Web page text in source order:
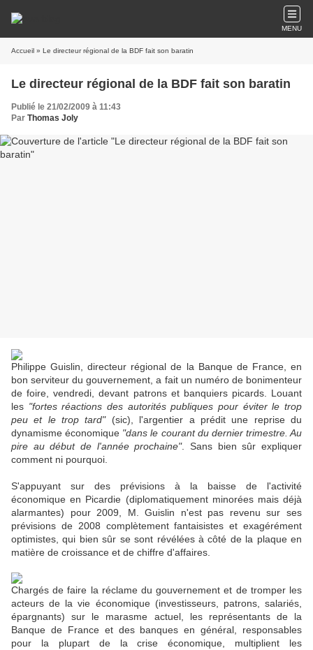
MENU
Accueil » Le directeur régional de la BDF fait son baratin
Le directeur régional de la BDF fait son baratin
Publié le 21/02/2009 à 11:43
Par Thomas Joly
Philippe Guislin, directeur régional de la Banque de France, en
bon serviteur du gouvernement, a fait un numéro de bonimenteur
de foire, vendredi, devant patrons et banquiers picards. Louant
les "fortes réactions des autorités publiques pour éviter le trop
peu et le trop tard"(sic), l'argentier a prédit une reprise du
dynamisme économique "dans le courant du dernier trimestre. Au
pire au début de l'année prochaine". Sans bien sûr expliquer
comment ni pourquoi.
S'appuyant sur des prévisions à la baisse de l'activité
économique en Picardie (diplomatiquement minorées mais déjà
alarmantes) pour 2009, M. Guislin n'est pas revenu sur ses
prévisions de 2008 complètement fantaisistes et exagérément
optimistes, qui bien sûr se sont révélées à côté de la plaque en
matière de croissance et de chiffre d'affaires.
Chargés de faire la réclame du gouvernement et de tromper les
acteurs de la vie économique (investisseurs, patrons, salariés,
épargnants) sur le marasme actuel, les représentants de la
Banque de France et des banques en général, responsables
pour la plupart de la crise économique, multiplient les